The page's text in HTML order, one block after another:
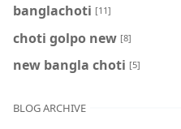
banglachoti [11]
choti golpo new [8]
new bangla choti [5]
BLOG ARCHIVE